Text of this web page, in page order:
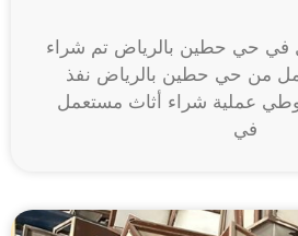
في حي حطين بالرياض تم شراء
من حي حطين بالرياض نفذ
عملية شراء أثاث مستعمل
في